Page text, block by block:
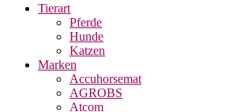
Tierart
Pferde
Hunde
Katzen
Marken
Accuhorsemat
AGROBS
Atcom